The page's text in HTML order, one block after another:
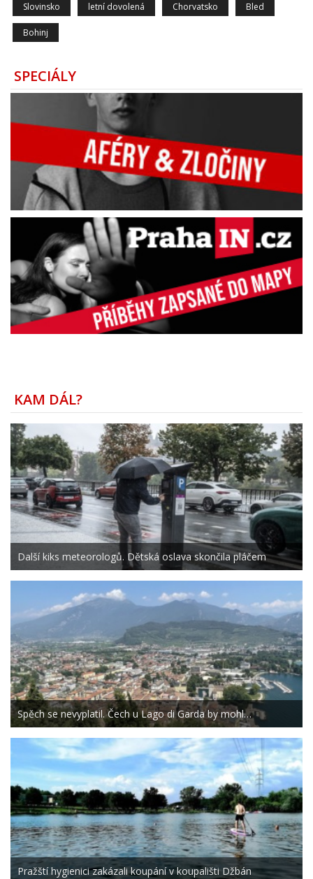
Slovinsko letní dovolená Chorvatsko Bled
Bohinj
SPECIÁLY
KAM DÁL?
Další kiks meteorologů. Dětská oslava skončila pláčem
Spěch se nevyplatil. Čech u Lago di Garda by mohl…
Pražští hygienici zakázali koupání v koupališti Džbán